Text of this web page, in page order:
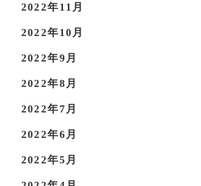
2022年11月
2022年10月
2022年9月
2022年8月
2022年7月
2022年6月
2022年5月